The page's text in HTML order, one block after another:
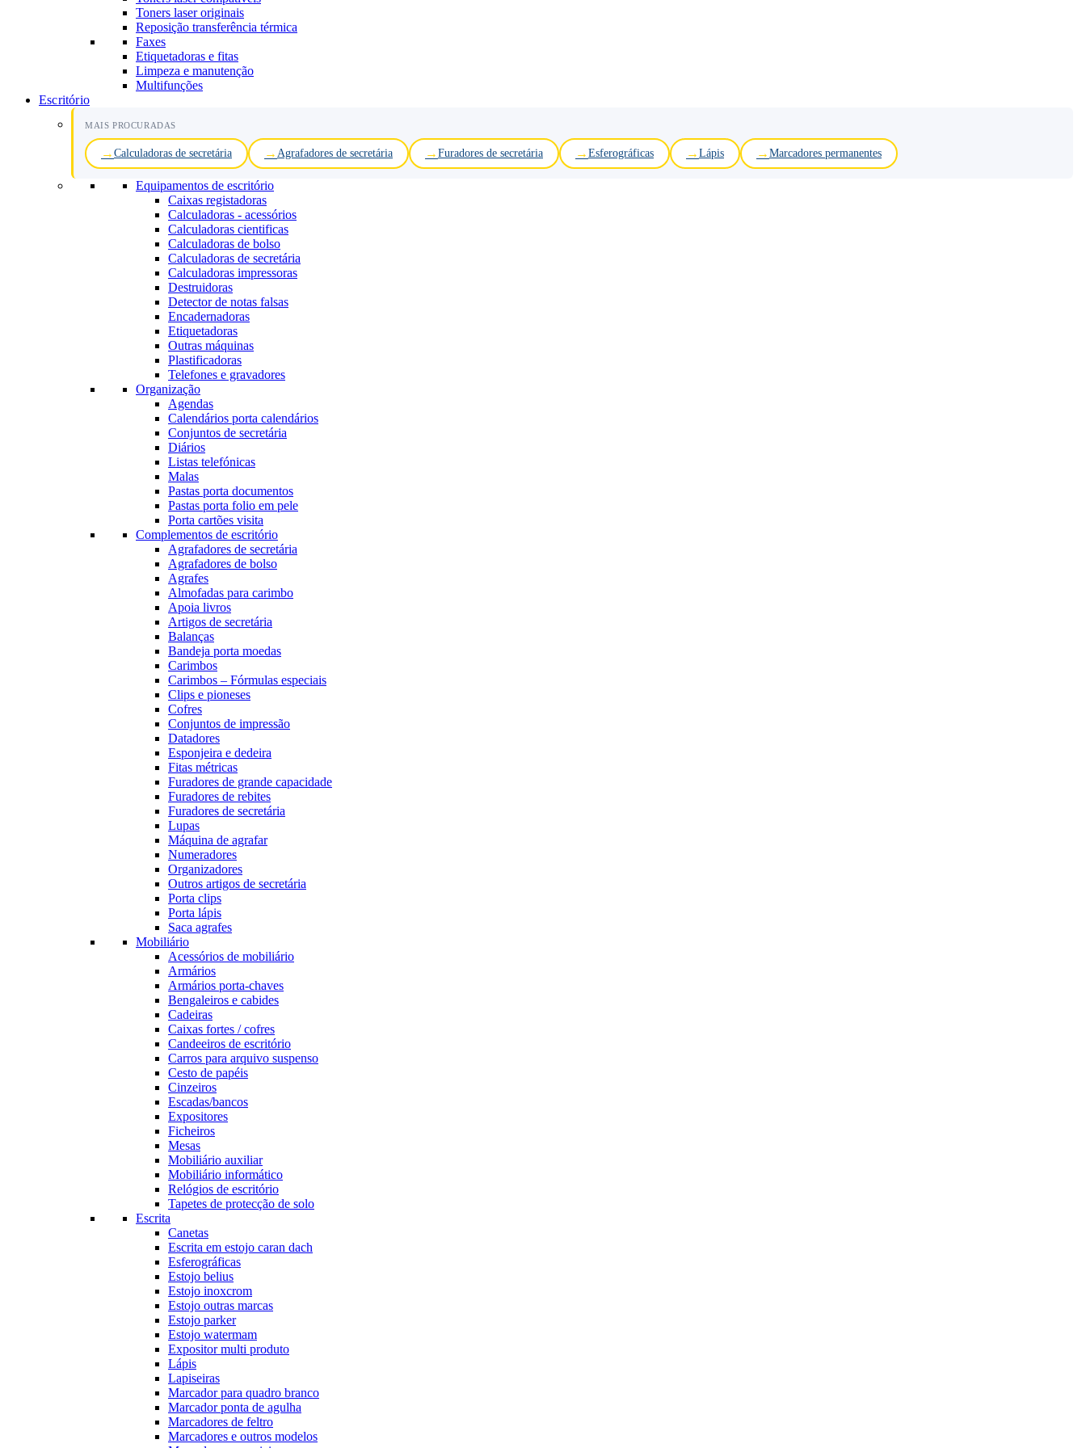
Toners laser originais
Reposição transferência térmica
Faxes
Etiquetadoras e fitas
Limpeza e manutenção
Multifunções
Escritório
MAIS PROCURADAS
Calculadoras de secretária Agrafadores de secretária Furadores de secretária Esferográficas Lápis Marcadores permanentes
Equipamentos de escritório
Caixas registadoras
Calculadoras - acessórios
Calculadoras cientificas
Calculadoras de bolso
Calculadoras de secretária
Calculadoras impressoras
Destruidoras
Detector de notas falsas
Encadernadoras
Etiquetadoras
Outras máquinas
Plastificadoras
Telefones e gravadores
Organização
Agendas
Calendários porta calendários
Conjuntos de secretária
Diários
Listas telefónicas
Malas
Pastas porta documentos
Pastas porta folio em pele
Porta cartões visita
Complementos de escritório
Agrafadores de secretária
Agrafadores de bolso
Agrafes
Almofadas para carimbo
Apoia livros
Artigos de secretária
Balanças
Bandeja porta moedas
Carimbos
Carimbos – Fórmulas especiais
Clips e pioneses
Cofres
Conjuntos de impressão
Datadores
Esponjeira e dedeira
Fitas métricas
Furadores de grande capacidade
Furadores de rebites
Furadores de secretária
Lupas
Máquina de agrafar
Numeradores
Organizadores
Outros artigos de secretária
Porta clips
Porta lápis
Saca agrafes
Mobiliário
Acessórios de mobiliário
Armários
Armários porta-chaves
Bengaleiros e cabides
Cadeiras
Caixas fortes / cofres
Candeeiros de escritório
Carros para arquivo suspenso
Cesto de papéis
Cinzeiros
Escadas/bancos
Expositores
Ficheiros
Mesas
Mobiliário auxiliar
Mobiliário informático
Relógios de escritório
Tapetes de protecção de solo
Escrita
Canetas
Escrita em estojo caran dach
Esferográficas
Estojo belius
Estojo inoxcrom
Estojo outras marcas
Estojo parker
Estojo watermam
Expositor multi produto
Lápis
Lapiseiras
Marcador para quadro branco
Marcador ponta de agulha
Marcadores de feltro
Marcadores e outros modelos